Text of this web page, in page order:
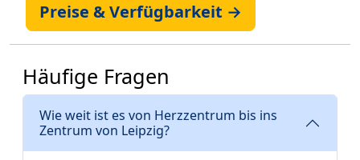
Preise & Verfügbarkeit →
Häufige Fragen
Wie weit ist es von Herzzentrum bis ins
Zentrum von Leipzig?